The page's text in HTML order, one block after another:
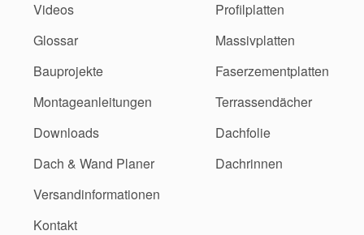
Videos
Glossar
Bauprojekte
Montageanleitungen
Downloads
Dach & Wand Planer
Versandinformationen
Kontakt
Profilplatten
Massivplatten
Faserzementplatten
Terrassendächer
Dachfolie
Dachrinnen